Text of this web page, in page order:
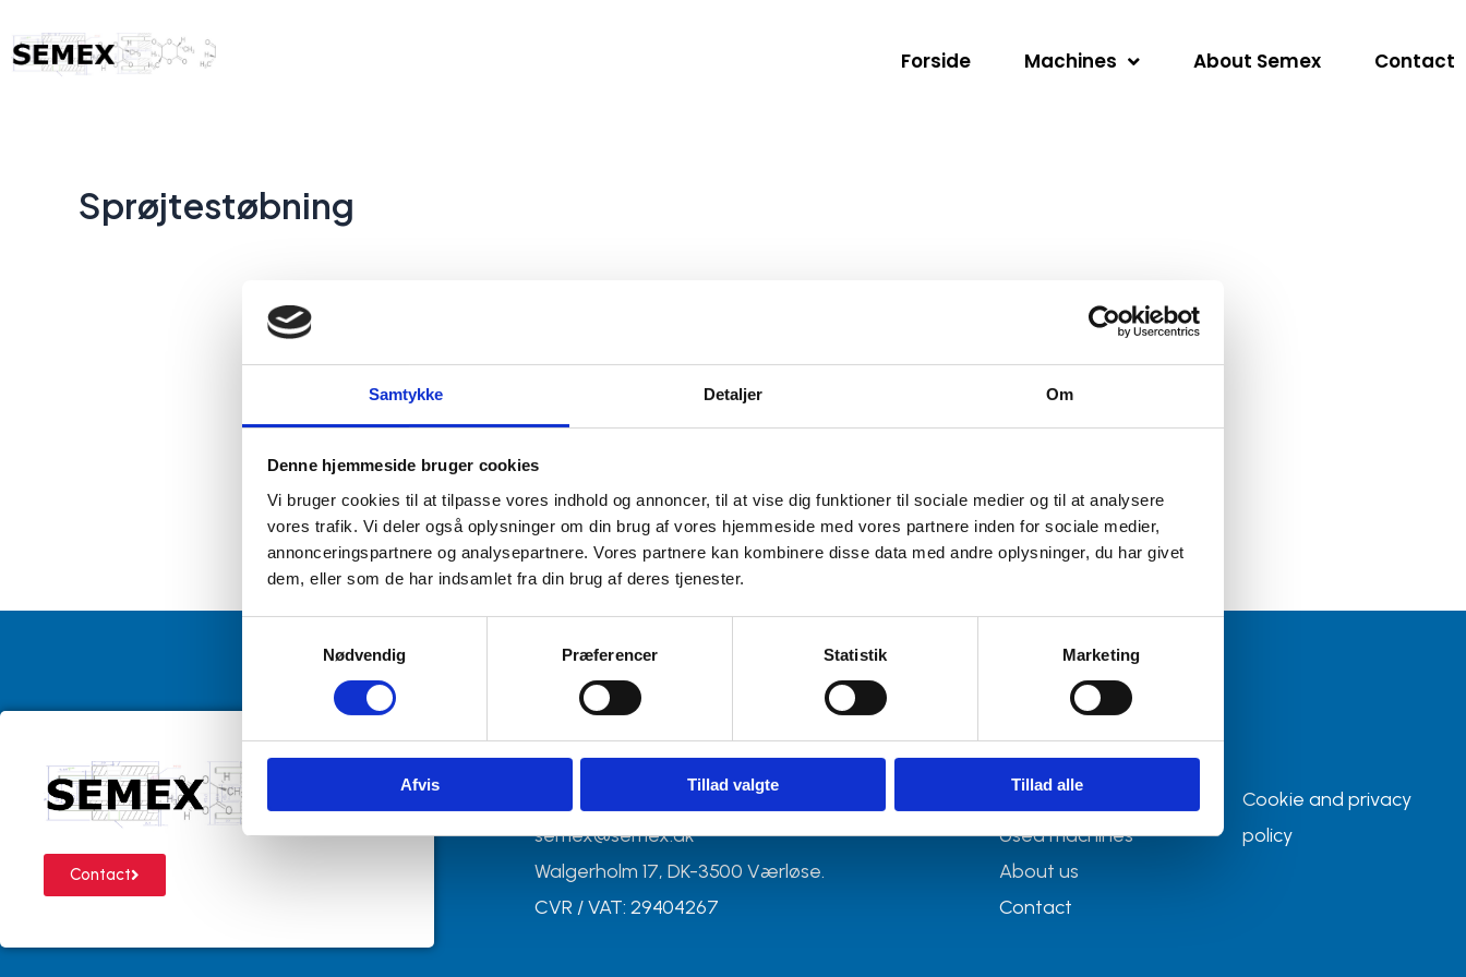
Samtykke Detaljer Om
Denne hjemmeside bruger cookies
Vi bruger cookies til at tilpasse vores indhold og annoncer, til at vise dig funktioner til sociale medier og til at analysere
vores trafik. Vi deler også oplysninger om din brug af vores hjemmeside med vores partnere inden for sociale medier,
annonceringspartnere og analysepartnere. Vores partnere kan kombinere disse data med andre oplysninger, du har givet
dem, eller som de har indsamlet fra din brug af deres tjenester.
Nødvendig
Præferencer Statistik Marketing
Afvis Tillad valgte Tillad alle
Forside Machines About Semex Contact
Sprøjtestøbning
Contact
Contact info
semex@semex.dk
Walgerholm 17, DK-3500 Værløse.
CVR / VAT: 29404267
Site
New machines
Used machines
About us
Contact
Cookie and privacy
policy